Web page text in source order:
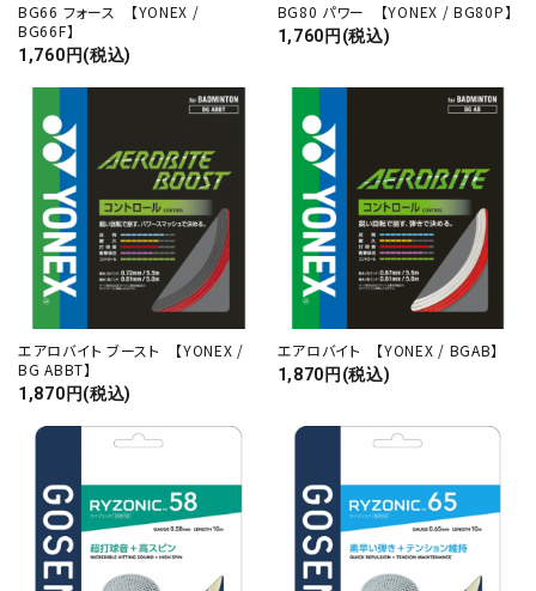
BG66 フォース 【YONEX /
BG66F】
1,760円(税込)
BG80 パワー 【YONEX / BG80P】
1,760円(税込)
エアロバイト ブースト 【YONEX /
BG ABBT】
1,870円(税込)
エアロバイト 【YONEX / BGAB】
1,870円(税込)